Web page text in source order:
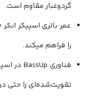
مقاوم است.
میکند.
را حتی در ولوم پایین